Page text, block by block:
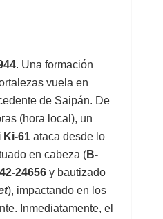
. Una formación
vuela en
de Saipán. De
(hora local), un
Ki-61ataca desde lo
en cabeza (B-
42-24656 y bautizado
), impactando en los
Inmediatamente, el